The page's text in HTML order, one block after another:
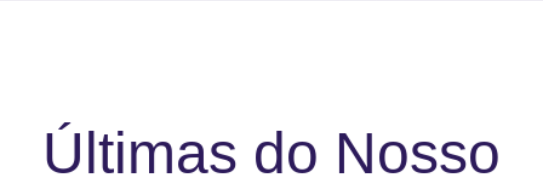
Últimas do Nosso